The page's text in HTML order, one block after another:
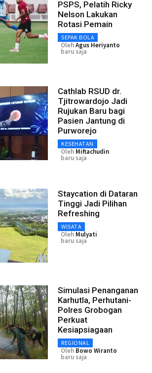
PSPS, Pelatih Ricky
Nelson Lakukan
Rotasi Pemain
SEPAK BOLA
OlehAgus Heriyanto
baru saja
Cathlab RSUD dr.
Tjitrowardojo Jadi
Rujukan Baru bagi
Pasien Jantung di
Purworejo
KESEHATAN
Oleh Miftachudin
baru saja
Staycation di Dataran
Tinggi Jadi Pilihan
Refreshing
WISATA
Oleh Mulyati
baru saja
Simulasi Penanganan
Karhutla, Perhutani-
Polres Grobogan
Perkuat
Kesiapsiagaan
REGIONAL
Oleh Bowo Wiranto
baru saja